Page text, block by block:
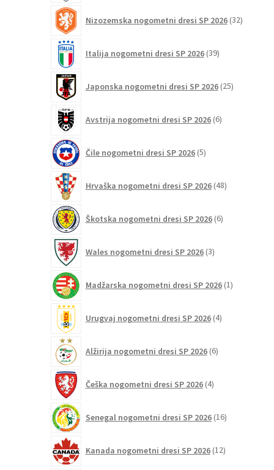
Nizozemska nogometni dresi SP 2026 32izdelkov
Italija nogometni dresi SP 2026 39izdelkov
Japonska nogometni dresi SP 2026 25izdelkov
Avstrija nogometni dresi SP 2026 6izdelkov
Čile nogometni dresi SP 2026 5izdelkov
Hrvaška nogometni dresi SP 2026 48izdelkov
Škotska nogometni dresi SP 2026 6izdelkov
Wales nogometni dresi SP 2026 3izdelki
Madžarska nogometni dresi SP 2026 1izdelek
Urugvaj nogometni dresi SP 2026 4izdelki
Alžirija nogometni dresi SP 2026 6izdelkov
Češka nogometni dresi SP 2026 4izdelki
Senegal nogometni dresi SP 2026 16izdelkov
Kanada nogometni dresi SP 2026 12izdelkov